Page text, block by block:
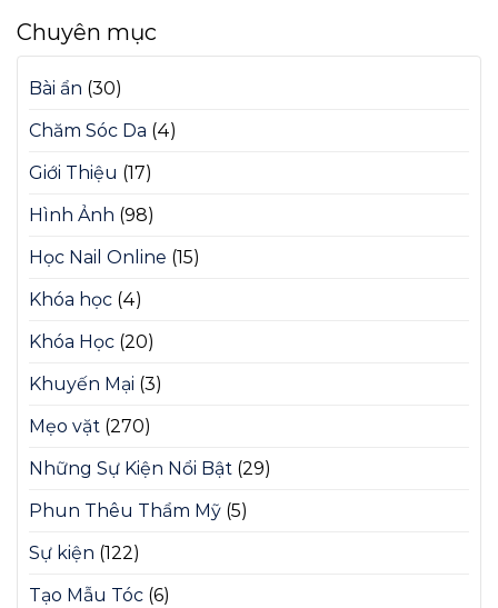
Chuyên mục
Bài ẩn (30)
Chăm Sóc Da (4)
Giới Thiệu (17)
Hình Ảnh (98)
Học Nail Online (15)
Khóa học (4)
Khóa Học (20)
Khuyến Mại (3)
Mẹo vặt (270)
Những Sự Kiện Nổi Bật (29)
Phun Thêu Thẩm Mỹ (5)
Sự kiện (122)
Tạo Mẫu Tóc (6)